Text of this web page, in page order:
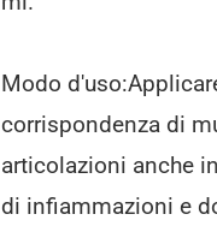
Modo
corrispondenza di
articolazioni anche
di infiammazioni e